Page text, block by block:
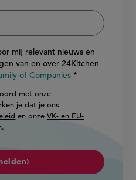
mij relevant nieuws en
van en over 24Kitchen
of Companies
met onze
je dat je ons
en onzeVK- en EU-